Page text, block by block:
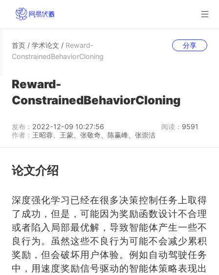
首页 / 学术论文 / Reward-
ConstrainedBehaviorCloning
分享
Reward-
ConstrainedBehaviorCloning
发布： 2022-12-09 10:27:56 阅读： 9591
作者： 王昭蓉、王蒙、张敬奇、陈赢峰、张崇洁
论文介绍
深度强化学习已经在很多决策控制任务上取得
了成功，但是，可能因为奖励函数设计不合理
或者陷入局部最优解，导致智能体产生一些不
良行为。虽然这些不良行为可能不会减少累积
奖励，但会破坏用户体验。例如自动驾驶任务
中，用速度奖励信号驱动的智能体策略表现出